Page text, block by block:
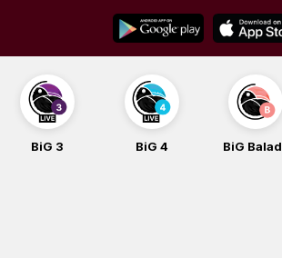
content
BiG 4 BiG Balade BiG Folk